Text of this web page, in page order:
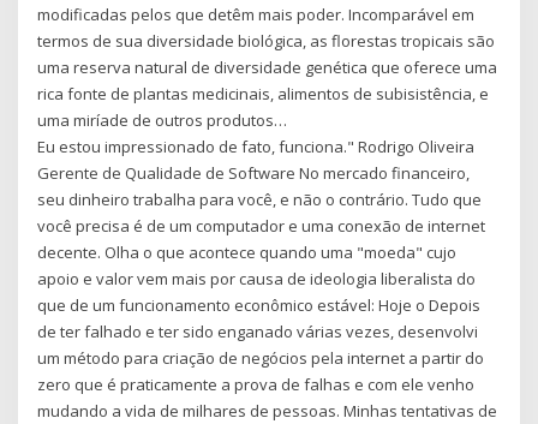
modificadas pelos que detêm mais poder. Incomparável em
termos de sua diversidade biológica, as florestas tropicais são
uma reserva natural de diversidade genética que oferece uma
rica fonte de plantas medicinais, alimentos de subisistência, e
uma miríade de outros produtos…
Eu estou impressionado de fato, funciona." Rodrigo Oliveira
Gerente de Qualidade de Software No mercado financeiro,
seu dinheiro trabalha para você, e não o contrário. Tudo que
você precisa é de um computador e uma conexão de internet
decente. Olha o que acontece quando uma "moeda" cujo
apoio e valor vem mais por causa de ideologia liberalista do
que de um funcionamento econômico estável: Hoje o Depois
de ter falhado e ter sido enganado várias vezes, desenvolvi
um método para criação de negócios pela internet a partir do
zero que é praticamente a prova de falhas e com ele venho
mudando a vida de milhares de pessoas. Minhas tentativas de